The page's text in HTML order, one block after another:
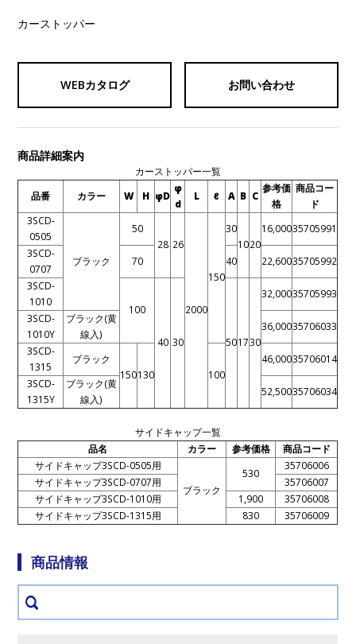
カーストッパー
WEBカタログ お問い合わせ
商品詳細案内
カーストッパー一覧
品番
カラー W H φD
φ
d
L ℓ A B C
参考価
格
商品コー
ド
3SCD-
0505
ブラック
50
28 26
2000
150
30
1020
16,00035705991
3SCD-
0707
70 40 22,60035705992
3SCD-
1010
100
40 30 501730
32,00035705993
3SCD-
1010Y
ブラック(黄
線入)
36,00035706033
3SCD-
1315
ブラック
150130 100
46,00035706014
3SCD-
1315Y
ブラック(黄
線入)
52,50035706034
サイドキャップ一覧
品名
カラー 参考価格
商品コード
サイドキャップ3SCD-0505用
ブラック
530
35706006
サイドキャップ3SCD-0707用
35706007
サイドキャップ3SCD-1010用
1,900
35706008
サイドキャップ3SCD-1315用
830 35706009
商品情報